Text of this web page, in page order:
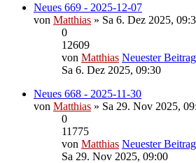
Neues 669 - 2025-12-07
von Matthias » Sa 6. Dez 2025,
0
12609
von Matthias Neuester Beitrag
Sa 6. Dez 2025, 09:30
Neues 668 - 2025-11-30
von Matthias » Sa 29. Nov 2025,
0
11775
von Matthias Neuester Beitrag
Sa 29. Nov 2025, 09:00